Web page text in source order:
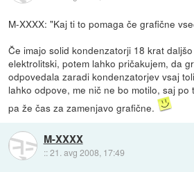
M-XXXX: "Kaj ti to pomaga če grafične
Če imajo solid kondenzatorji 18 krat
elektrolitski, potem lahko pričakujem, da
odpovedala zaradi kondenzatorjev vsaj
lahko odpove, me nič ne bo motilo, saj po
pa že čas za zamenjavo grafične.
M-XXXX
::21. avg 2008, 17:49